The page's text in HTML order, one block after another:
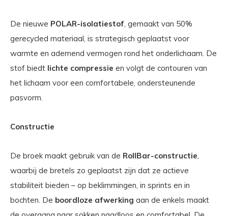
De nieuwe POLAR-isolatiestof, gemaakt van 50%
gerecycled materiaal, is strategisch geplaatst voor
warmte en ademend vermogen rond het onderlichaam. De
stof biedt lichte compressie en volgt de contouren van
het lichaam voor een comfortabele, ondersteunende
pasvorm.
Constructie
De broek maakt gebruik van de RollBar-constructie,
waarbij de bretels zo geplaatst zijn dat ze actieve
stabiliteit bieden – op beklimmingen, in sprints en in
bochten. De boordloze afwerking aan de enkels maakt